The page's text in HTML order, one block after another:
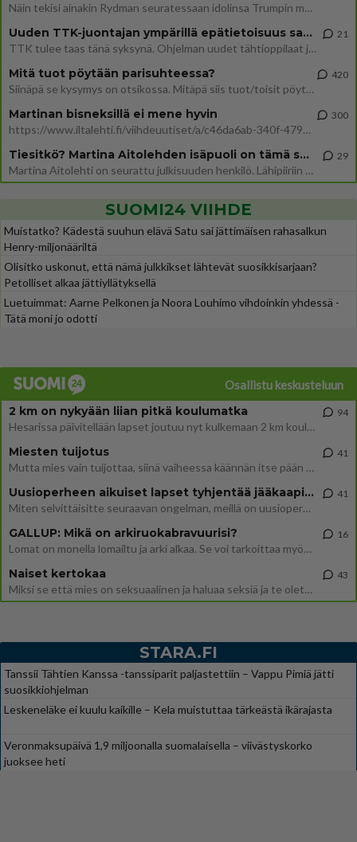
Näin tekisi ainakin Rydman seuratessaan idolinsa Trumpin mallia https://www.is.fi/politiikka/art-2000012187244.html
Uuden TTK-juontajan ympärillä epätietoisuus sakenee - Nyt MTV hämmentää soppaa
TTK tulee taas tänä syksynä. Ohjelman uudet tähtioppilaat julkistetaan torstaina 6. elokuuta klo 14 alkavassa lehdistö
21
Mitä tuot pöytään parisuhteessa?
Siinäpä se kysymys on otsikossa. Mitäpä siis tuot/toisit pöytään parisuhteessa? Oletko mies vai nainen? Koetko sen mitä
420
Martinan bisneksillä ei mene hyvin
https://www.iltalehti.fi/viihdeuutiset/a/c46da6ab-340f-4790-aaa7-0865eed2336 Yrityksen konkurssihakemus on tullut kärä
300
Tiesitkö? Martina Aitolehden isäpuoli on tämä suosittu laulaja
Martina Aitolehti on seurattu julkisuuden henkilö. Lähipiiriin mahtuu muitakin tunnettuja henkilöitä. Tiesitkö, että Ma
29
SUOMI24 VIIHDE
Muistatko? Kädestä suuhun elävä Satu sai jättimäisen rahasalkun
Henry-miljonääriltä
Olisitko uskonut, että nämä julkkikset lähtevät suosikkisarjaan?
Petolliset alkaa jättiyllätyksellä
Luetuimmat: Aarne Pelkonen ja Noora Louhimo vihdoinkin yhdessä -
Tätä moni jo odotti
Osallistu keskusteluun
2 km on nykyään liian pitkä koulumatka
Hesarissa päivitellään lapset joutuu nyt kulkemaan 2 km kouluun jösses. Ruostefillarilla tuo matka menee vaikka miten äk
94
Miesten tuijotus
Mutta mies vain tuijottaa, siinä vaiheessa käännän itse pään pois. Mikä juttu? Yleensä jos joku tuijottaa tai katsoo, hä
41
Uusioperheen aikuiset lapset tyhjentää jääkaapin käydessään
Miten selvittäisitte seuraavan ongelman, meillä on uusioperhe, minulla teini-ikäiset lapset ja puolisolla aikuiset, jotk
41
GALLUP: Mikä on arkiruokabravuurisi?
Lomat on monella lomailtu ja arki alkaa. Se voi tarkoittaa myös sitä, että grillailut on grillattu ja palataan arjen ruo
16
Naiset kertokaa
Miksi se että mies on seksuaalinen ja haluaa seksiä ja te olette hänen mielestänne haluttava on vastenmielistä? Mikä sii
43
STARA.FI
Tanssii Tähtien Kanssa -tanssiparit paljastettiin – Vappu Pimiä jätti
suosikkiohjelman
Leskeneläke ei kuulu kaikille – Kela muistuttaa tärkeästä ikärajasta
Veronmaksupäivä 1,9 miljoonalla suomalaisella – viivästyskorko
juoksee heti